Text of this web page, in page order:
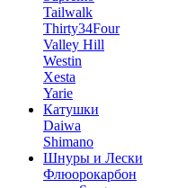
Tailwalk
Thirty34Four
Valley Hill
Westin
Xesta
Yarie
Катушки
Daiwa
Shimano
Шнуры и Лески
Флюорокарбон